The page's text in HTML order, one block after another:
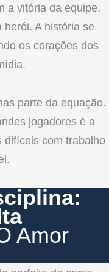
a vitória da equipe,
herói. A história se
os corações dos
parte da equação.
jogadores é a
difíceis com trabalho
Amor